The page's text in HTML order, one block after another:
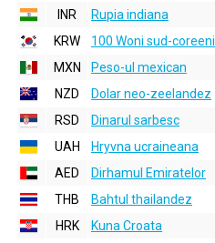
INR
Rupia indiana
KRW
100 Woni sud-coreeni
MXN
Peso-ul mexican
NZD
Dolar neo-zeelandez
RSD
Dinarul sarbesc
UAH
Hryvna ucraineana
AED
Dirhamul Emiratelor
THB
Bahtul thailandez
HRK
Kuna Croata